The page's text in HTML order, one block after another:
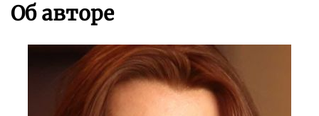
Об авторе